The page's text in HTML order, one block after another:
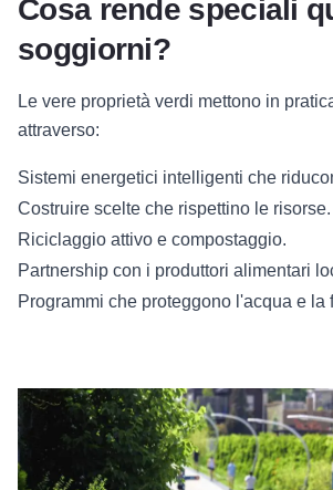
Cosa rende speciali
soggiorni?
Le vere proprietà verdi mettono in
attraverso:
Sistemi energetici intelligenti che
Costruire scelte che rispettino le risorse.
Riciclaggio attivo e compostaggio.
Partnership con i produttori alimentari
Programmi che proteggono l'acqua e la